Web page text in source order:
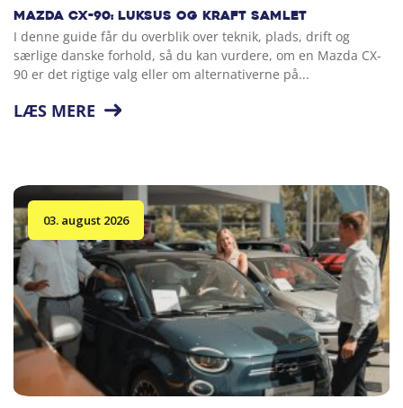
Mazda CX-90: Luksus og kraft samlet
I denne guide får du overblik over teknik, plads, drift og
særlige danske forhold, så du kan vurdere, om en Mazda CX-
90 er det rigtige valg eller om alternativerne på...
LÆS MERE
03. august 2026